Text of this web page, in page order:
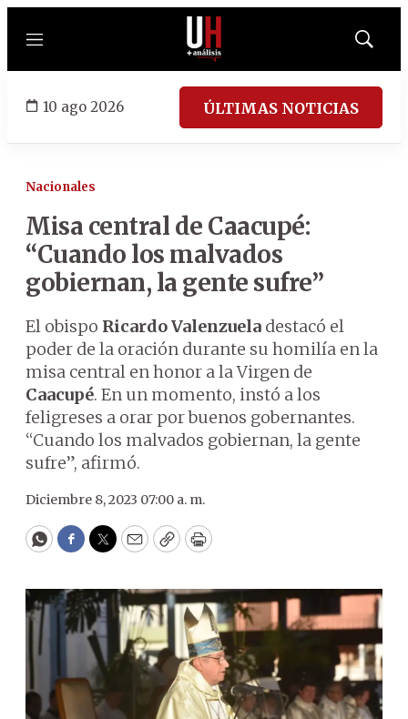
Menú
Mostrar
10 ago 2026 ÚLTIMAS NOTICIAS
Nacionales
Misa central de Caacupé:
“Cuando los malvados
gobiernan, la gente sufre”
El obispo Ricardo Valenzuela destacó el
poder de la oración durante su homilía en la
misa central en honor a la Virgen de
Caacupé. En un momento, instó a los
feligreses a orar por buenos gobernantes.
“Cuando los malvados gobiernan, la gente
sufre”, afirmó.
Diciembre 8, 2023 07:00 a. m.
WhatsApp
Facebook
Twitter
EmailCopyPrint